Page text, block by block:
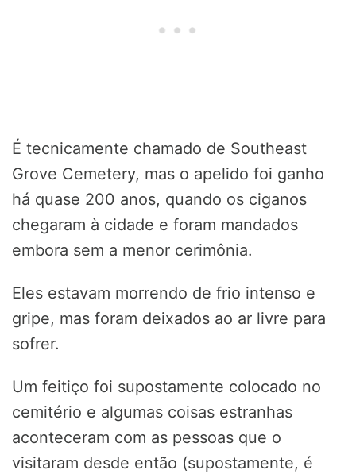
É tecnicamente chamado de Southeast
Grove Cemetery, mas o apelido foi ganho
há quase 200 anos, quando os ciganos
chegaram à cidade e foram mandados
embora sem a menor cerimônia.
Eles estavam morrendo de frio intenso e
gripe, mas foram deixados ao ar livre para
sofrer.
Um feitiço foi supostamente colocado no
cemitério e algumas coisas estranhas
aconteceram com as pessoas que o
visitaram desde então (supostamente, é